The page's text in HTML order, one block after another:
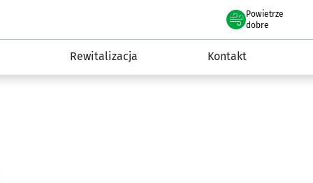
Powietrze
we Wrocławiu
dobre
Rewitalizacja Kontakt